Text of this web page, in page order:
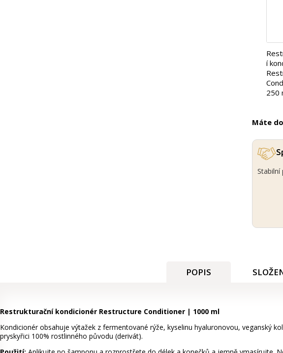
í
250
Máte
Stabilní
POPIS
Restrukturační kondicionér Restructure Conditioner | 1000 ml
Kondicionér obsahuje výtažek z fermentované rýže, kyselinu hyaluronovou, veganský
pryskyřici 100% rostlinného původu (derivát).